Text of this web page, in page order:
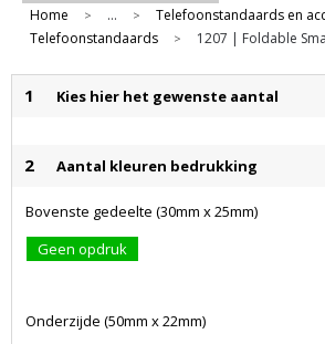
Home > ... > Telefoonstandaards en
Telefoonstandaards > 1207 | Foldable
1 Kies hier het gewenste aantal
2 Aantal kleuren bedrukking
Bovenste gedeelte (30mm x 25mm)
Geen opdruk
Onderzijde (50mm x 22mm)